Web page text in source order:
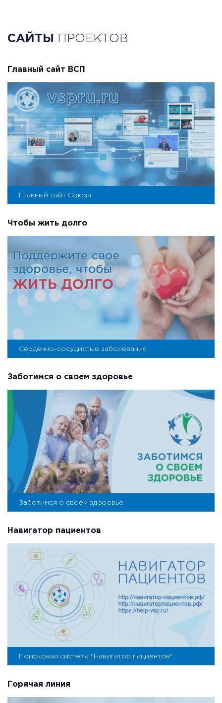
САЙТЫ ПРОЕКТОВ
Главный сайт ВСП
Главный сайт Союза
Чтобы жить долго
Сердечно-сосудистые заболевания
Заботимся о своем здоровье
Заботимся о своем здоровье
Навигатор пациентов
Поисковая система "Навигатор пациентов"
Горячая линия